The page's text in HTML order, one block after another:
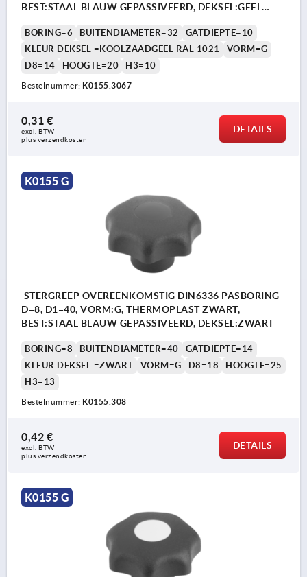
BEST:STAAL BLAUW GEPASSIVEERD, DEKSEL:GEEL
BORING=6 BUITENDIAMETER=32
GATDIEPTE=10
KLEUR DEKSEL =KOOLZAADGEEL RAL 1021
VORM=G
D8=14
HOOGTE=20 H3=10
Bestelnummer: K0155.3067
0,31 €
excl. BTW
plus verzendkosten
DETAILS
K0155 G
STERGREEP OVEREENKOMSTIG DIN6336 PASBORING
D=8, D1=40, VORM:G, THERMOPLAST ZWART,
BEST:STAAL BLAUW GEPASSIVEERD, DEKSEL:ZWART
BORING=8 BUITENDIAMETER=40
GATDIEPTE=14
KLEUR DEKSEL =ZWART
VORM=G D8=18
HOOGTE=25
H3=13
Bestelnummer: K0155.308
0,42 €
excl. BTW
plus verzendkosten
DETAILS
K0155 G